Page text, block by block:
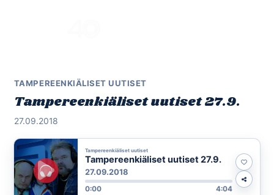
TAMPEREENKIÄLISET UUTISET
Tampereenkiäliset uutiset 27.9.
27.09.2018
Tampereenkiäliset uutiset
Tampereenkiäliset uutiset 27.9.
27.09.2018
0:00 4:04